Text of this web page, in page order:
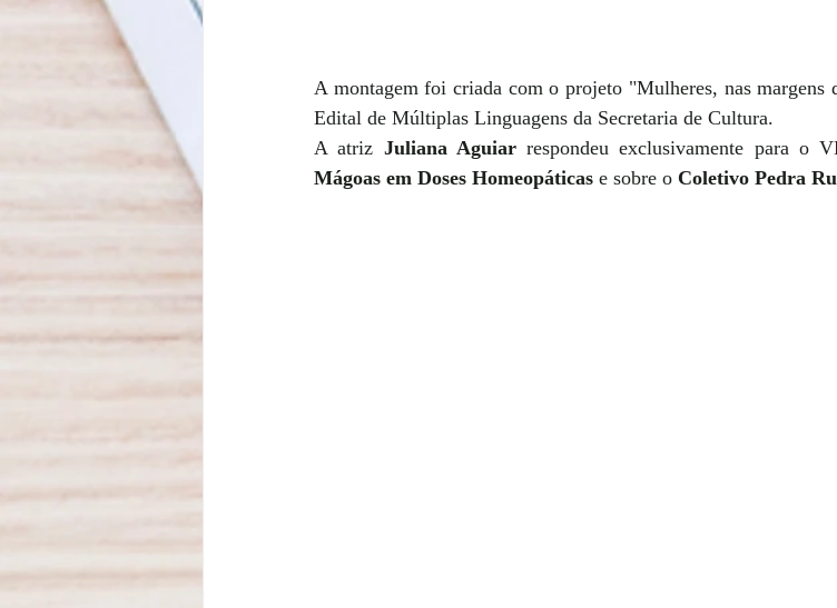
A montagem foi criada com o projeto "Mulheres, nas
Edital de Múltiplas Linguagens da Secretaria de Cultura.
A atriz Juliana Aguiar respondeu exclusivamente para o
Mágoas em Doses Homeopáticas e sobre o Coletivo Pedra